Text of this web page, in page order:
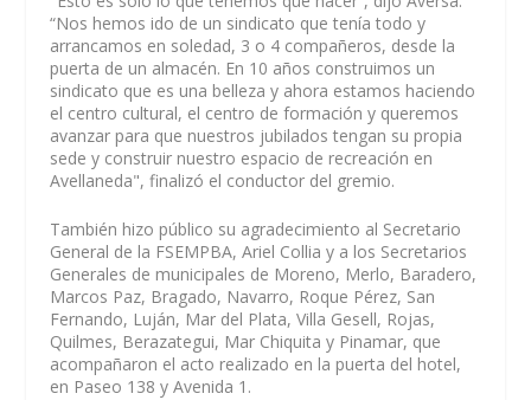
“Nos hemos ido de un sindicato que tenía todo y
arrancamos en soledad, 3 o 4 compañeros, desde la
puerta de un almacén. En 10 años construimos un
sindicato que es una belleza y ahora estamos haciendo
el centro cultural, el centro de formación y queremos
avanzar para que nuestros jubilados tengan su propia
sede y construir nuestro espacio de recreación en
Avellaneda", finalizó el conductor del gremio.
También hizo público su agradecimiento al Secretario
General de la FSEMPBA, Ariel Collia y a los Secretarios
Generales de municipales de Moreno, Merlo, Baradero,
Marcos Paz, Bragado, Navarro, Roque Pérez, San
Fernando, Luján, Mar del Plata, Villa Gesell, Rojas,
Quilmes, Berazategui, Mar Chiquita y Pinamar, que
acompañaron el acto realizado en la puerta del hotel,
en Paseo 138 y Avenida 1.